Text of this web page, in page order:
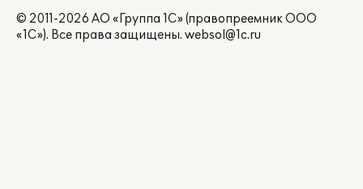
© 2011-2026 АО «Группа 1С» (правопреемник ООО
«1С»). Все права защищены. websol@1c.ru